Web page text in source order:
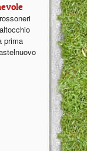
prima